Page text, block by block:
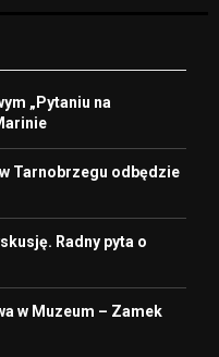
„Pytaniu na
Tarnobrzegu odbędzie
Radny pyta o
w Muzeum – Zamek